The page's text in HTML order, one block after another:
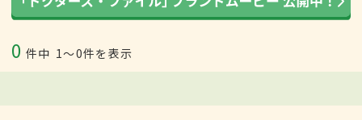
0 件中 1〜0件を表示